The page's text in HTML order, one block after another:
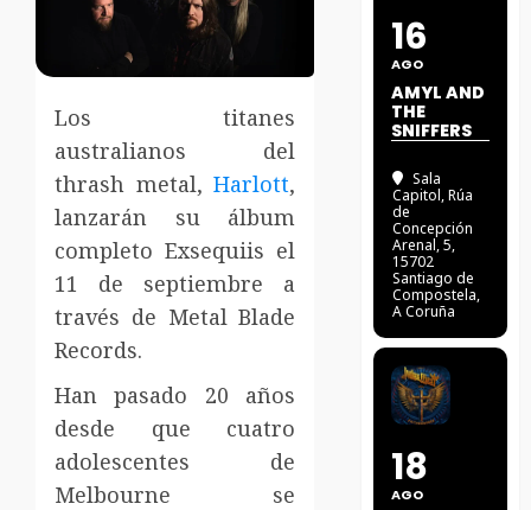
Los titanes
australianos del
thrash metal,Harlott,
lanzarán su álbum
completo Exsequiis el
11 de septiembre a
través de Metal Blade
Records.
Han pasado 20 años
desde que cuatro
adolescentes de
Melbourne se
16
AGO
AMYL AND
THE
SNIFFERS
Sala
Capitol, Rúa
de
Concepción
Arenal, 5,
15702
Santiago de
Compostela,
A Coruña
18
AGO